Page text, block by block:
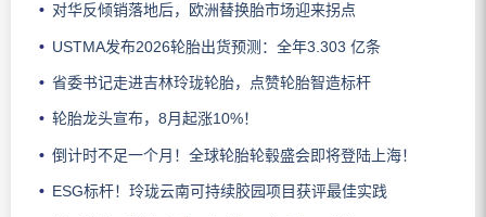
对华反倾销落地后，欧洲替换胎市场迎来拐点
USTMA发布2026轮胎出货预测：全年3.303 亿条
省委书记走进吉林玲珑轮胎，点赞轮胎智造标杆
轮胎龙头宣布，8月起涨10%！
倒计时不足一个月！全球轮胎轮毂盛会即将登陆上海！
ESG标杆！玲珑云南可持续胶园项目获评最佳实践